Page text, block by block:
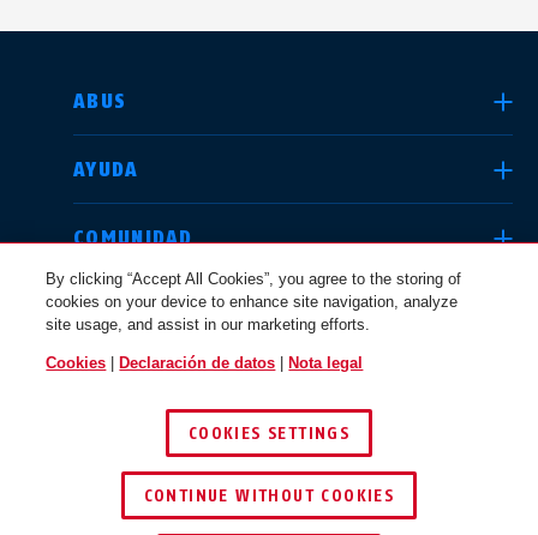
ABUS
AYUDA
COMUNIDAD
CUESTIONES JURÍDICAS
© 2026 ABUS
SELECCIONE UN PAÍS
Deutschland
Canada
Österreich
By clicking “Accept All Cookies”, you agree to the storing of
cookies on your device to enhance site navigation, analyze
site usage, and assist in our marketing efforts.
Cookies Declaración de datos Nota legal
COOKIES SETTINGS
CONTINUE WITHOUT COOKIES